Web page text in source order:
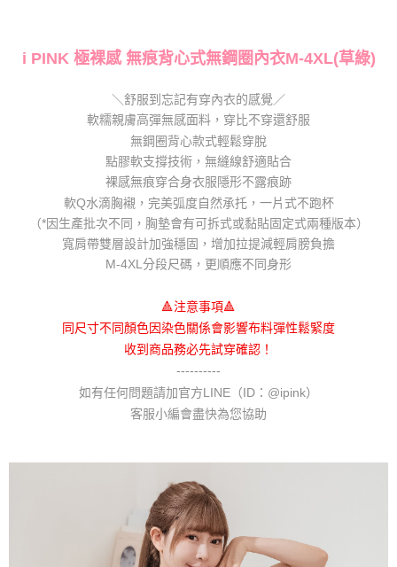
是否繳費成功／繳費後需取消欲退款等相關疑問，請聯繫「AFTEE先享後付
https://netprotections.freshdesk.com/support/home
１．透過由恩沛科技股份有限公司提供之「AFTEE先享後付」服務完成之交
易，需依本服務之必要範圍內提供個人資料，並將交易相關給付款項請求債
權轉讓予恩沛科技股份有限公司。
２．關於個人資料處理事宜，請瀏覽以下網址：
https://aftee.tw/terms/#terms3
３．未成年的使用者請事先徵得法定代理人或監護人之同意方可使用
「AFTEE先享後付」，若未經同意申辦者引起之損失，本公司不負相關責
任。
４．使用「AFTEE先享後付」時，將依據個別帳號之用戶狀況，依本公司即
時審查核予不同之上限額度；若仍有額度不足之情形，本公司將視審查結果
恩沛科技股份有限公司將有權停止該用戶之使用額度並採取法律行動。
宅配
每筆NT$100，滿NT$1,000(含以上)免運費
i PINK 極裸感 無痕背心式無鋼圈內衣M-4XL(草綠)
＼舒服到忘記有穿內衣的感覺／
軟糯親膚高彈無感面料，穿比不穿還舒服
無鋼圈背心款式輕鬆穿脫
點膠軟支撐技術，無縫線舒適貼合
裸感無痕穿合身衣服隱形不露痕跡
軟Q水滴胸襯，完美弧度自然承托，一片式不跑杯
（*因生產批次不同，胸墊會有可拆式或黏貼固定式兩種版本）
寬肩帶雙層設計加強穩固，增加拉提減輕肩膀負擔
M-4XL分段尺碼，更順應不同身形
🔺注意事項🔺
同尺寸不同顏色因染色關係會影響布料彈性鬆緊度
收到商品務必先試穿確認！
----------
如有任何問題請加官方LINE（ID：@ipink）
客服小編會盡快為您協助